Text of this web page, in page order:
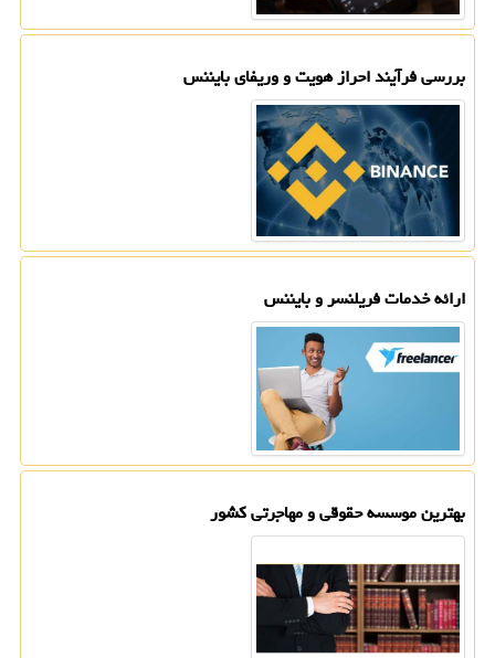
بررسی فرآیند احراز هویت و وریفای بایننس
ارائه خدمات فریلنسر و بایننس
بهترین موسسه حقوقی و مهاجرتی كشور